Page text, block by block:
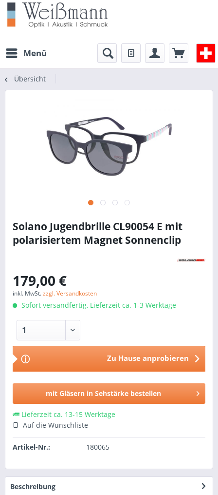
Menü
Übersicht
Solano Jugendbrille CL90054 E mit
polarisiertem Magnet Sonnenclip
179,00 €
inkl. MwSt.zzgl. Versandkosten
Sofort versandfertig, Lieferzeit ca. 1-3 Werktage
ⓘ Zu Hause anprobieren
mit Gläsern in Sehstärke bestellen
Lieferzeit ca. 13-15 Werktage
Auf die Wunschliste
Artikel-Nr.: 180065
Beschreibung